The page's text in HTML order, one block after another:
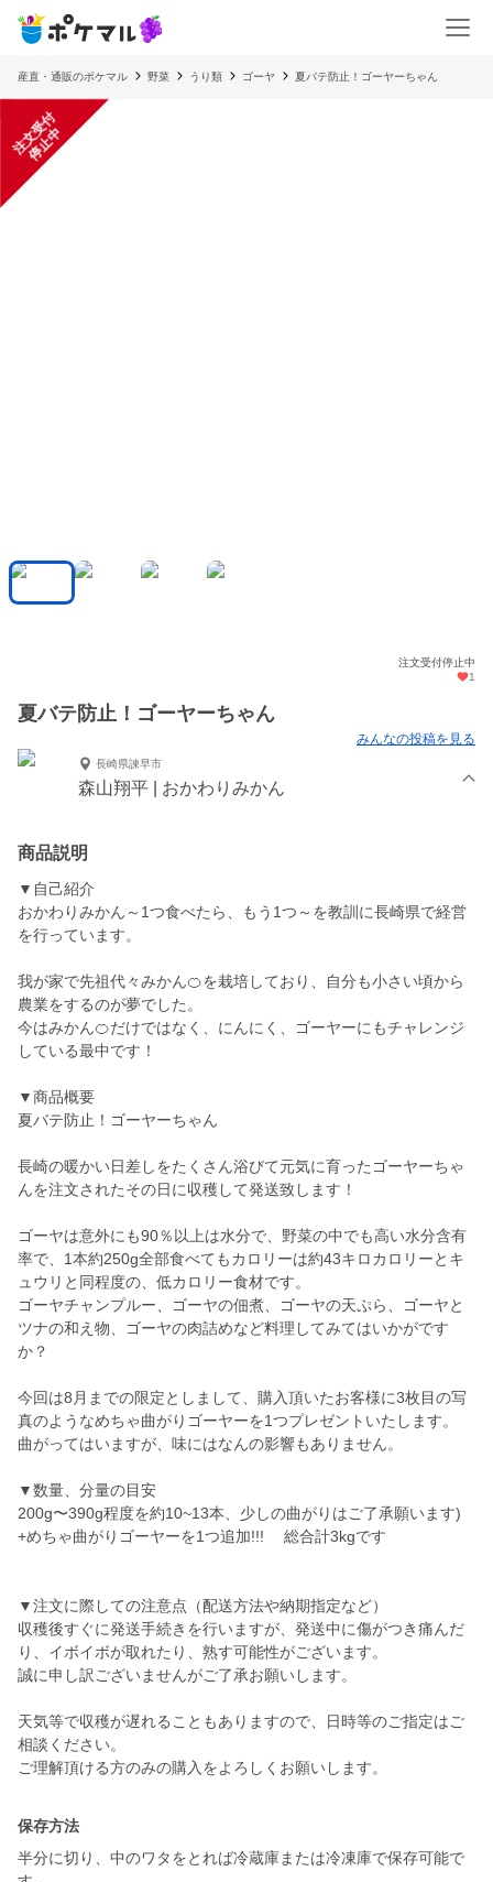
産直・通販のポケマル 野菜 うり類 ゴーヤ 夏バテ防止！ゴーヤーちゃん
注
文
受
付
停
止
中
注文受付停止中
1
夏バテ防止！ゴーヤーちゃん
みんなの投稿を見る
長崎県諫早市
森山翔平 | おかわりみかん
商品説明
▼自己紹介
おかわりみかん～1つ食べたら、もう1つ～を教訓に長崎県で経営
を行っています。
我が家で先祖代々みかん🍊を栽培しており、自分も小さい頃から
農業をするのが夢でした。
今はみかん🍊だけではなく、にんにく、ゴーヤーにもチャレンジ
している最中です！
▼商品概要
夏バテ防止！ゴーヤーちゃん
長崎の暖かい日差しをたくさん浴びて元気に育ったゴーヤーちゃ
んを注文されたその日に収穫して発送致します！
ゴーヤは意外にも90％以上は水分で、野菜の中でも高い水分含有
率で、1本約250g全部食べてもカロリーは約43キロカロリーとキ
ュウリと同程度の、低カロリー食材です。
ゴーヤチャンプルー、ゴーヤの佃煮、ゴーヤの天ぷら、ゴーヤと
ツナの和え物、ゴーヤの肉詰めなど料理してみてはいかがです
か？
今回は8月までの限定としまして、購入頂いたお客様に3枚目の写
真のようなめちゃ曲がりゴーヤーを1つプレゼントいたします。
曲がってはいますが、味にはなんの影響もありません。
▼数量、分量の目安
200g〜390g程度を約10~13本、少しの曲がりはご了承願います)
+めちゃ曲がりゴーヤーを1つ追加!!! 総合計3kgです
▼注文に際しての注意点（配送方法や納期指定など）
収穫後すぐに発送手続きを行いますが、発送中に傷がつき痛んだ
り、イボイボが取れたり、熟す可能性がございます。
誠に申し訳ございませんがご了承お願いします。
天気等で収穫が遅れることもありますので、日時等のご指定はご
相談ください。
保存方法
半分に切り、中のワタをとれば冷蔵庫または冷凍庫で保存可能で